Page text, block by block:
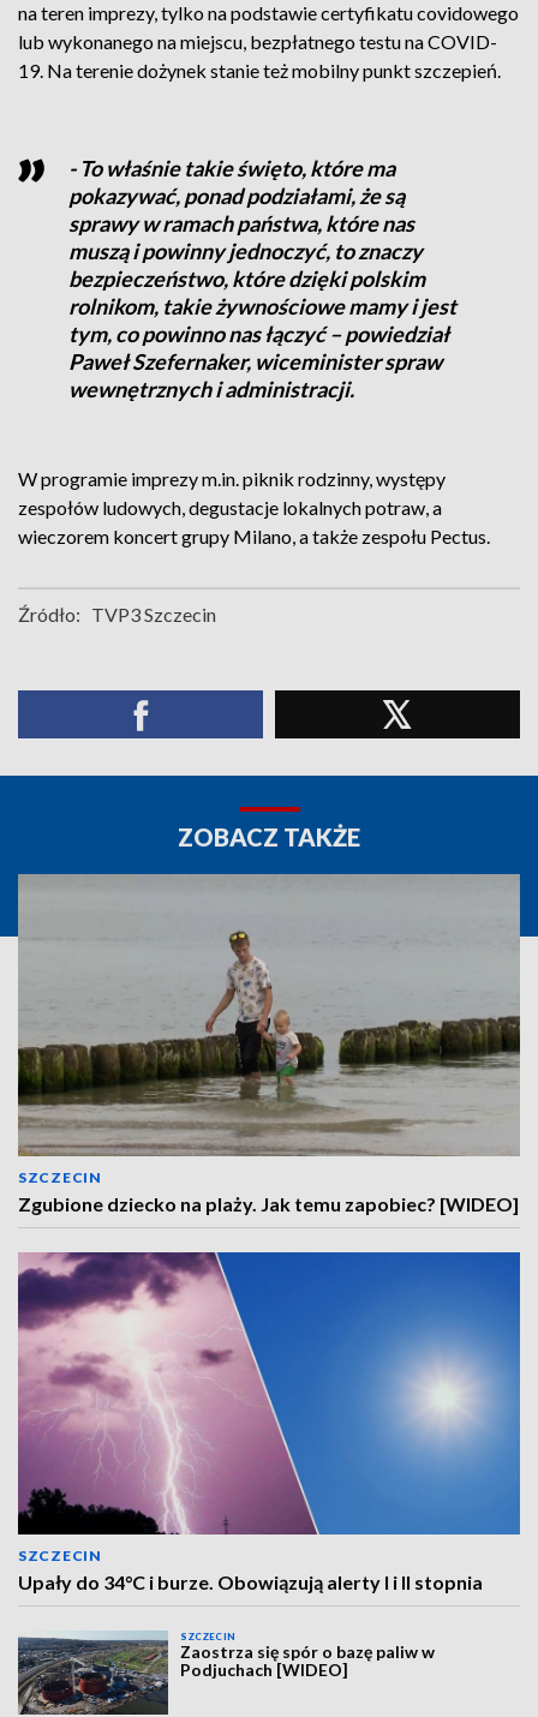
na teren imprezy, tylko na podstawie certyfikatu covidowego
lub wykonanego na miejscu, bezpłatnego testu na COVID-
19. Na terenie dożynek stanie też mobilny punkt szczepień.
- To właśnie takie święto, które ma
pokazywać, ponad podziałami, że są
sprawy w ramach państwa, które nas
muszą i powinny jednoczyć, to znaczy
bezpieczeństwo, które dzięki polskim
rolnikom, takie żywnościowe mamy i jest
tym, co powinno nas łączyć – powiedział
Paweł Szefernaker, wiceminister spraw
wewnętrznych i administracji.
W programie imprezy m.in. piknik rodzinny, występy
zespołów ludowych, degustacje lokalnych potraw, a
wieczorem koncert grupy Milano, a także zespołu Pectus.
Źródło: TVP3 Szczecin
ZOBACZ TAKŻE
SZCZECIN
Zgubione dziecko na plaży. Jak temu zapobiec? [WIDEO]
SZCZECIN
Upały do 34°C i burze. Obowiązują alerty I i II stopnia
SZCZECIN
Zaostrza się spór o bazę paliw w
Podjuchach [WIDEO]